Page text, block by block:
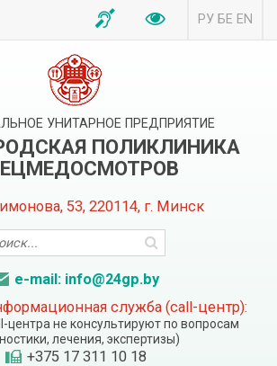
РУ БЕ EN
УНИТАРНОЕ ПРЕДПРИЯТИЕ
ПОЛИКЛИНИКА
53, 220114, г. Минск
e-mail: info@24gp.by
служба (call-центр):
центра не консультируют по вопросам
лечения, экспертизы)
+375 17 311 10 18